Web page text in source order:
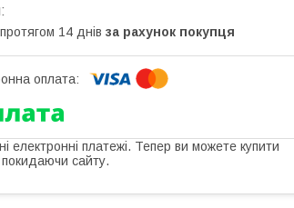
14 днів за рахунок покупця
електронні платежі. Тепер ви можете купити
сайту.